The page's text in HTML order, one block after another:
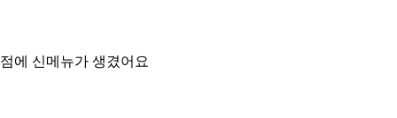
에 신메뉴가 생겼어요